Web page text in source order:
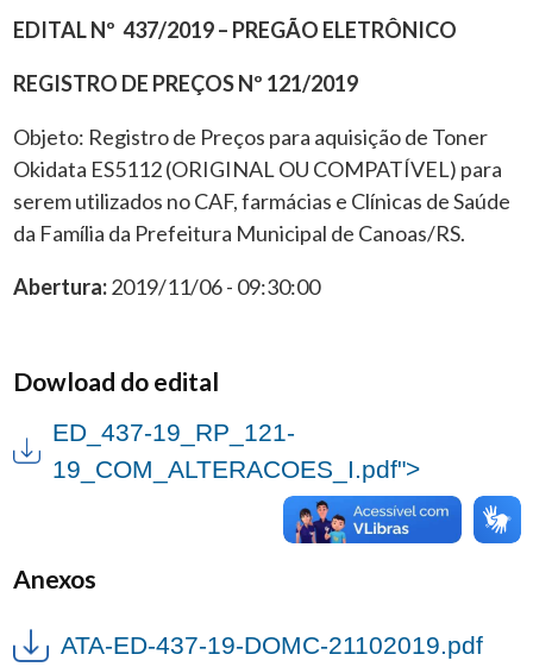
EDITAL Nº 437/2019 – PREGÃO ELETRÔNICO
REGISTRO DE PREÇOS Nº 121/2019
Objeto: Registro de Preços para aquisição de Toner
Okidata ES5112 (ORIGINAL OU COMPATÍVEL) para
serem utilizados no CAF, farmácias e Clínicas de Saúde
da Família da Prefeitura Municipal de Canoas/RS.
Abertura:2019/11/06 - 09:30:00
Dowload do edital
ED_437-19_RP_121-
19_COM_ALTERACOES_I.pdf">
Anexos
ATA-ED-437-19-DOMC-21102019.pdf